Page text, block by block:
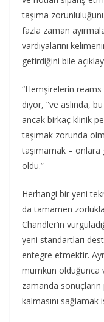
taşıma
fazla zaman
vardiyalarını
getirdiğini bile
“Hemşirelerin reams
diyor, “ve aslında,
ancak birkaç klinik
taşımak zorunda
taşımamak – onlara
oldu.”
Herhangi bir yeni
da tamamen
Chandler’ın
yeni standartları
entegre etmektir.
mümkün olduğunca
zamanda
kalmasını